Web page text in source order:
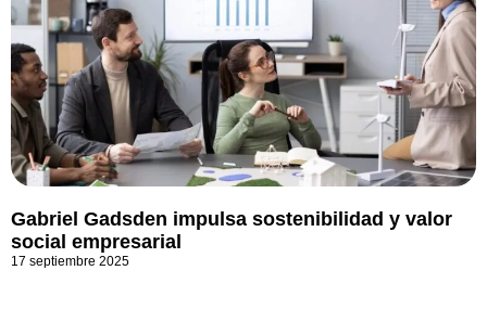
Gabriel Gadsden impulsa sostenibilidad y valor
social empresarial
17 septiembre 2025